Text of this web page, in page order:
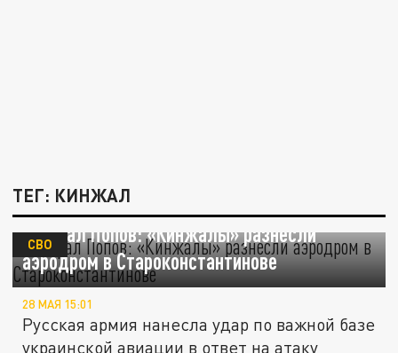
ТЕГ: КИНЖАЛ
Генерал Попов: «Кинжалы» разнесли
аэродром в Староконстантинове
СВО
28 МАЯ 15:01
Русская армия нанесла удар по важной базе
украинской авиации в ответ на атаку